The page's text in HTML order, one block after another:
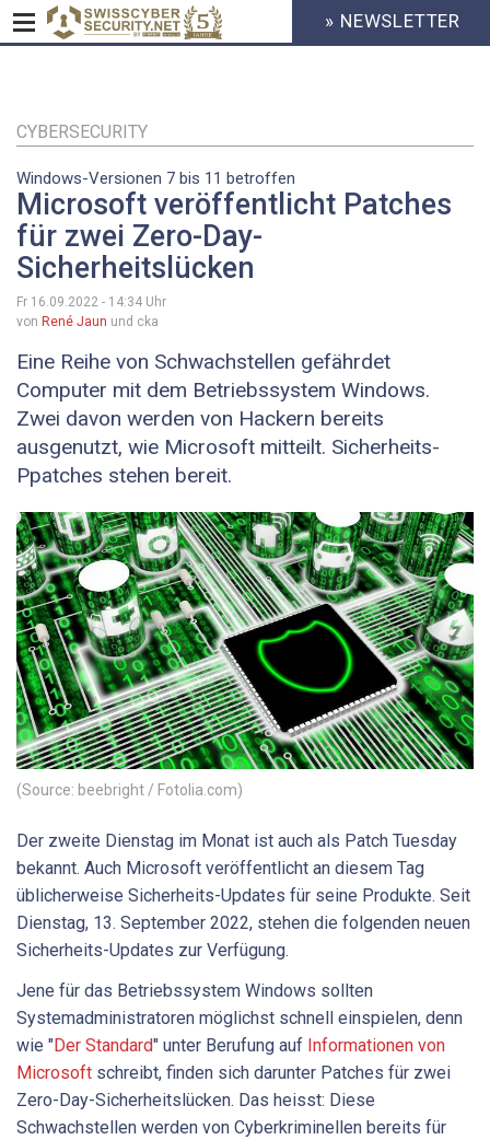
Inhalt
HEADER
MENU
» NEWSLETTER
CYBERSECURITY
Windows-Versionen 7 bis 11 betroffen
Microsoft veröffentlicht Patches
für zwei Zero-Day-
Sicherheitslücken
Fr 16.09.2022 - 14:34 Uhr
von René Jaun und cka
Eine Reihe von Schwachstellen gefährdet
Computer mit dem Betriebssystem Windows.
Zwei davon werden von Hackern bereits
ausgenutzt, wie Microsoft mitteilt. Sicherheits-
Ppatches stehen bereit.
(Source: beebright / Fotolia.com)
Der zweite Dienstag im Monat ist auch als Patch Tuesday
bekannt. Auch Microsoft veröffentlicht an diesem Tag
üblicherweise Sicherheits-Updates für seine Produkte. Seit
Dienstag, 13. September 2022, stehen die folgenden neuen
Sicherheits-Updates zur Verfügung.
Jene für das Betriebssystem Windows sollten
Systemadministratoren möglichst schnell einspielen, denn
wie "Der Standard" unter Berufung auf Informationen von
Microsoft schreibt, finden sich darunter Patches für zwei
Zero-Day-Sicherheitslücken. Das heisst: Diese
Schwachstellen werden von Cyberkriminellen bereits für